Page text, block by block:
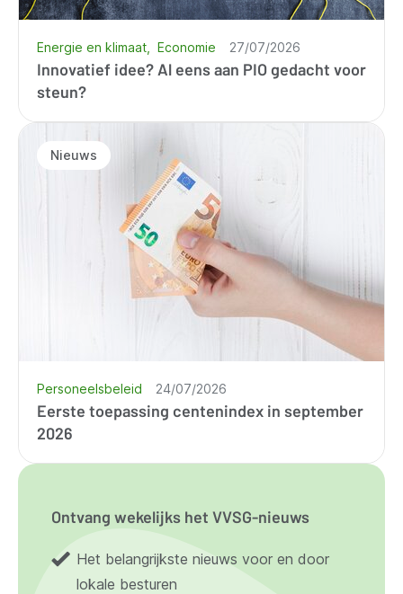
Innovatief idee? Al eens aan PIO gedacht voor
steun?
Energie en klimaat Economie 27/07/2026
Nieuws
Eerste toepassing centenindex in september
2026
Personeelsbeleid 24/07/2026
Ontvang wekelijks het VVSG-nieuws
Het belangrijkste nieuws voor en door
lokale besturen